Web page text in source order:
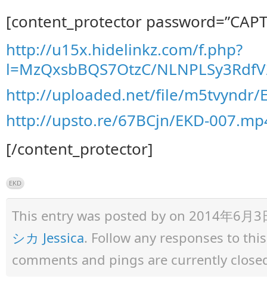
[content_protector
http://u15x.hidelinkz.com/f.php?
l=MzQxsbBQS7OtzC/
http://uploaded.net/file/m5tvyndr/
http://upsto.re/67BCjn/EKD-
[/content_protector]
EKD
This entry was posted by on 2014年6月
シカ Jessica. Follow any responses to
comments and pings are currently